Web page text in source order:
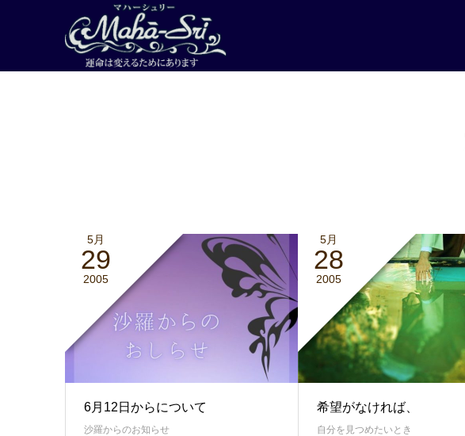
5月
29
2005
6月12日からについて
沙羅からのお知らせ
5月
28
2005
希望がなければ、
自分を見つめたいとき